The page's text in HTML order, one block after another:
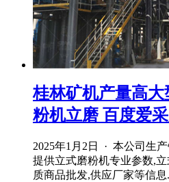
桂林矿机产量高
粉机立磨 百度爱
2025年1月2日 · 本公司生
提供立式磨粉机专业参数,
质商品批发,供应厂家等信